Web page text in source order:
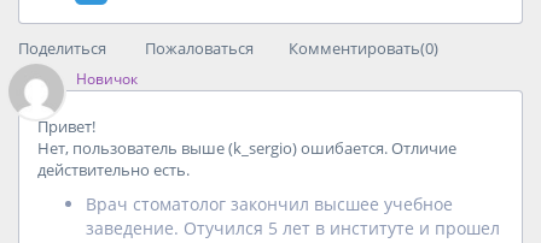
Поделиться Пожаловаться Комментировать(0)
Новичок
Привет!
Нет, пользователь выше (k_sergio) ошибается. Отличие
действительно есть.
Врач стоматолог закончил высшее учебное
заведение. Отучился 5 лет в институте и прошел